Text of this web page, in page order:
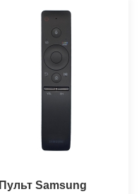
Пульт Samsung